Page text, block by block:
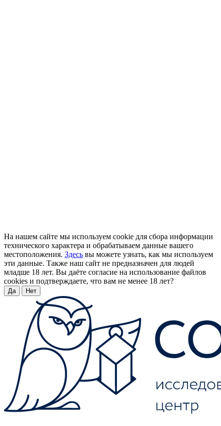
На нашем сайте мы используем cookie для сбора информации
технического характера и обрабатываем данные вашего
местоположения. Здесь вы можете узнать, как мы используем
эти данные. Также наш сайт не предназначен для людей
младше 18 лет. Вы даёте согласие на использование файлов
cookies и подтверждаете, что вам не менее 18 лет?
Да Нет